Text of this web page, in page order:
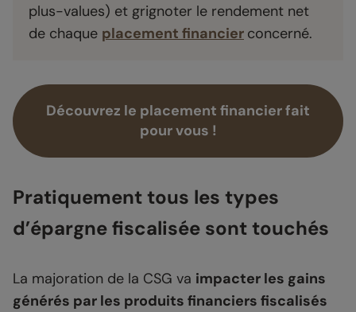
plus-values) et grignoter le rendement net
de chaque placement financier concerné.
Découvrez le placement financier fait
pour vous !
Pratiquement tous les types
d’épargne fiscalisée sont touchés
La majoration de la CSG va impacter les gains
générés par les produits financiers fiscalisés